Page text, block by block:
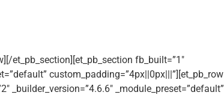
et_pb_section][et_pb_section fb_built=”1″
custom_padding=”4px||0px|||”][et_pb_row
_builder_version=”4.6.6″ _module_preset=”default”